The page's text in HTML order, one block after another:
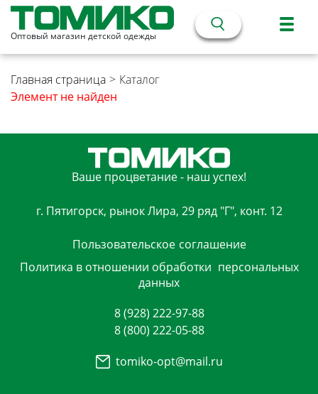
Оптовый магазин детской одежды
Главная страница > Каталог
Элемент не найден
Ваше процветание - наш успех!
г. Пятигорск, рынок Лира, 29 ряд "Г", конт. 12
Пользовательское соглашение
Политика в отношении обработки персональных
данных
8 (928) 222-97-88
8 (800) 222-05-88
tomiko-opt@mail.ru